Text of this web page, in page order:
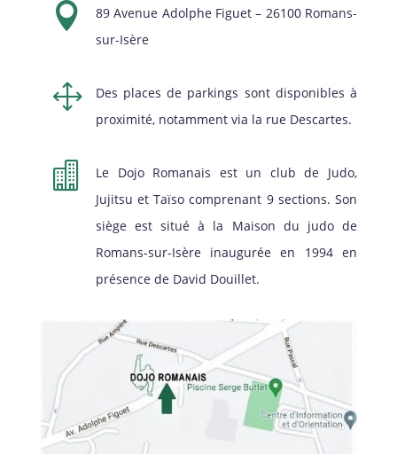

89 Avenue Adolphe Figuet – 26100 Romans-
sur-Isère
1
Des places de parkings sont disponibles à
proximité, notamment via la rue Descartes.

Le Dojo Romanais est un club de Judo,
Jujitsu et Taïso comprenant 9 sections. Son
siège est situé à la Maison du judo de
Romans-sur-Isère inaugurée en 1994 en
présence de David Douillet.